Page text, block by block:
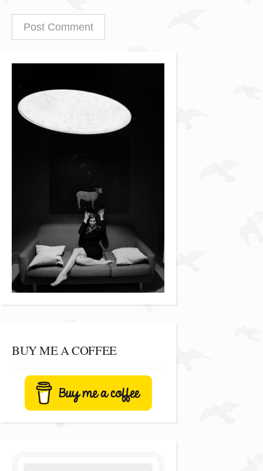
BUY ME A COFFEE